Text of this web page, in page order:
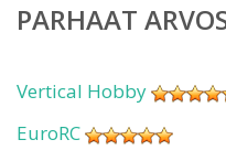
PARHAAT
Vertical Hobby
EuroRC